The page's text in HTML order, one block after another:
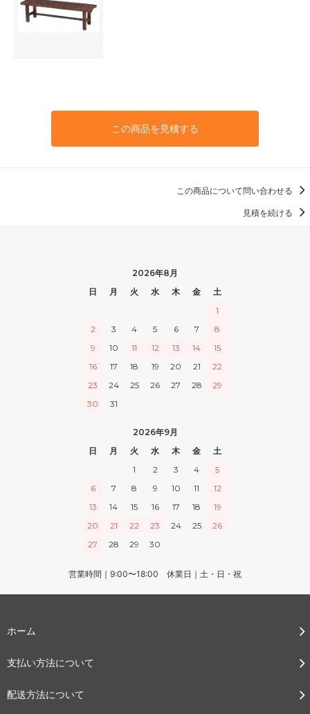
この商品を見積する
この商品について問い合わせる
見積を続ける
2026年8月
日
月 火 水 木 金
土
1
2
3 4 5 6 7
8
9
10 11 12 13 14
15
16
17 18 19 20 21
22
23
24 25 26 27 28
29
30
31
2026年9月
日
月 火 水 木 金
土
1
2 3 4
5
6
7 8 9 10 11
12
13
14 15 16 17 18
19
20
21 22 23 24 25
26
27
28 29 30
営業時間｜9:00〜18:00 休業日｜土・日・祝
ホーム
支払い方法について
配送方法について